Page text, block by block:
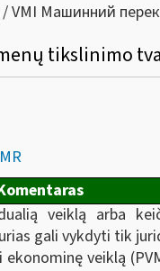
VMI Машинний
tikslinimo
veiklą arba
gali vykdyti tik
veiklą